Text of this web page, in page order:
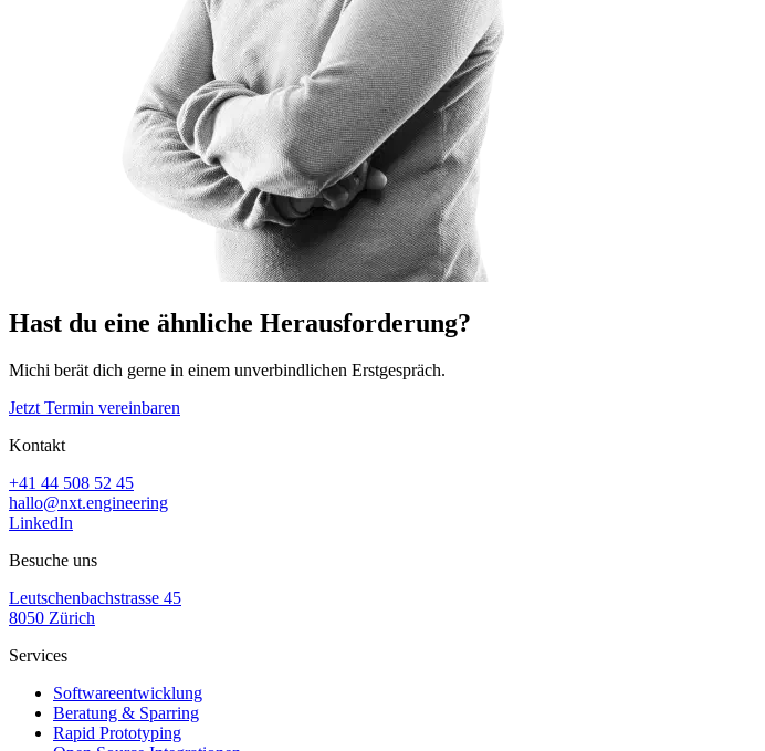
Hast du eine ähnliche Herausforderung?
Michi berät dich gerne in einem unverbindlichen Erstgespräch.
Jetzt Termin vereinbaren
Kontakt
+41 44 508 52 45
hallo@nxt.engineering
LinkedIn
Besuche uns
Leutschenbachstrasse 45
8050 Zürich
Services
Softwareentwicklung
Beratung & Sparring
Rapid Prototyping